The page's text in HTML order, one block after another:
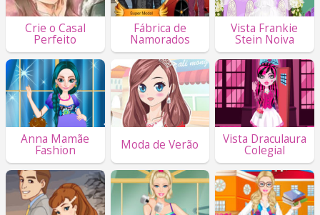
Crie o Casal
Perfeito
Fábrica de
Namorados
Vista Frankie
Stein Noiva
Anna Mamãe
Fashion Moda de Verão Vista Draculaura
Colegial